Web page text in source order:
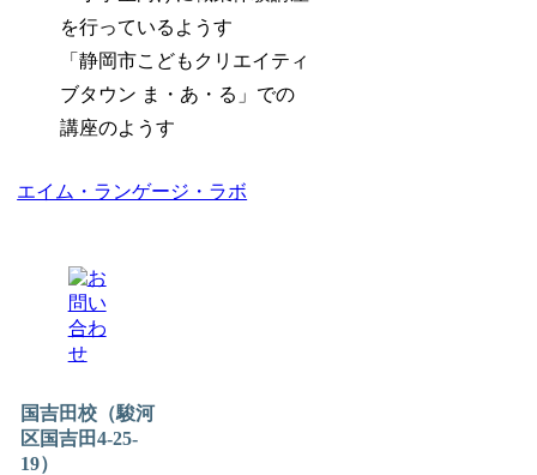
「静岡市こどもクリエイティ
ブタウン ま・あ・る」での
講座のようす
エイム・ランゲージ・ラボ
国吉田校（駿河
区国吉田4-25-
19）